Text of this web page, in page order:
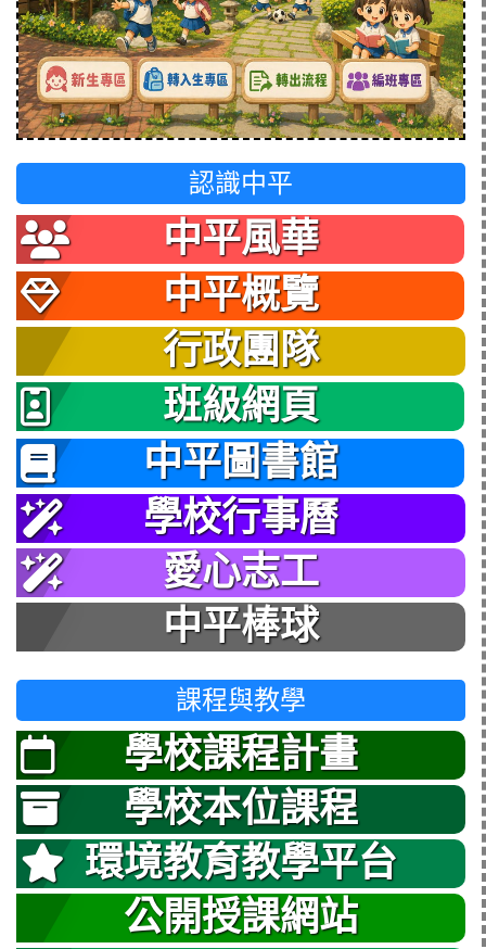
認識中平
中平風華
中平概覽
行政團隊
班級網頁
中平圖書館
學校行事曆
愛心志工
中平棒球
課程與教學
學校課程計畫
學校本位課程
環境教育教學平台
公開授課網站